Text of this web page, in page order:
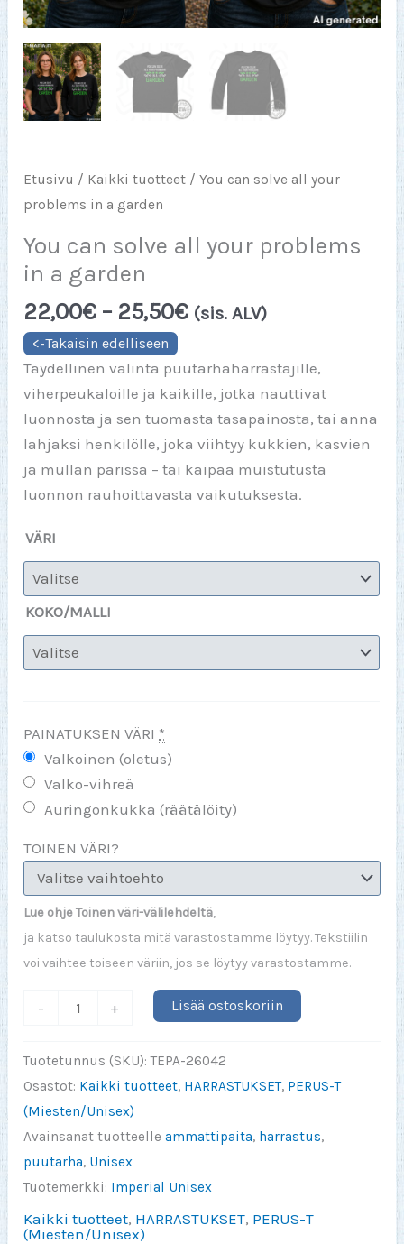
Etusivu / Kaikki tuotteet / You can solve all your
problems in a garden
You can solve all your problems
in a garden
22,00€ – 25,50€Hintaluokka:
-
25,50€
(sis. ALV)
Täydellinen valinta puutarhaharrastajille,
viherpeukaloille ja kaikille, jotka nauttivat
luonnosta ja sen tuomasta tasapainosta, tai anna
lahjaksi henkilölle, joka viihtyy kukkien, kasvien
ja mullan parissa – tai kaipaa muistutusta
luonnon rauhoittavasta vaikutuksesta.
VÄRI
KOKO/MALLI
PAINATUKSEN VÄRI *
Valkoinen (oletus)
Valko-vihreä
Auringonkukka (räätälöity)
TOINEN VÄRI?
Lue ohje Toinen väri-välilehdeltä,
ja katso taulukosta mitä varastostamme löytyy. Tekstiilin
voi vaihtee toiseen väriin, jos se löytyy varastostamme.
-
your
problems
määrä
+ Lisää ostoskoriin
Tuotetunnus (SKU):TEPA-26042
Osastot: Kaikki tuotteet, HARRASTUKSET, PERUS-T
(Miesten/Unisex)
Avainsanat tuotteelleammattipaita, harrastus,
puutarha, Unisex
Tuotemerkki: Imperial Unisex
Kaikki tuotteet, HARRASTUKSET, PERUS-T
(Miesten/Unisex)